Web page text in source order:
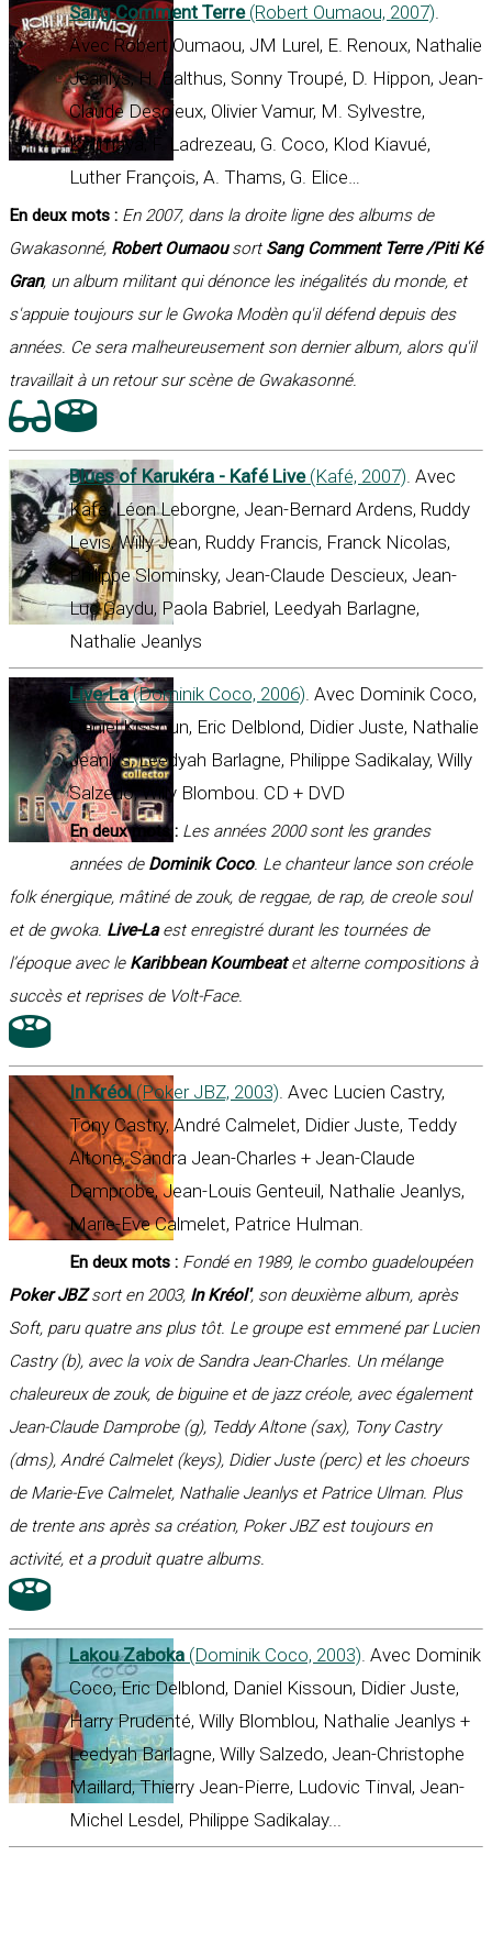
Sang Comment Terre(Robert Oumaou, 2007).
Avec Robert Oumaou, JM Lurel, E. Renoux, Nathalie
Jeanlys, H. Balthus, Sonny Troupé, D. Hippon, Jean-
Claude Descieux, Olivier Vamur, M. Sylvestre,
Kolimaya, F. Ladrezeau, G. Coco, Klod Kiavué,
Luther François, A. Thams, G. Elice…
En deux mots : En 2007, dans la droite ligne des albums de
Gwakasonné, Robert OumaousortSang Comment Terre /Piti Ké
Gran, un album militant qui dénonce les inégalités du monde, et
s'appuie toujours sur le Gwoka Modèn qu'il défend depuis des
années. Ce sera malheureusement son dernier album, alors qu'il
travaillait à un retour sur scène de Gwakasonné.
Blues of Karukéra - Kafé Live(Kafé, 2007). Avec
Kafé, Léon Leborgne, Jean-Bernard Ardens, Ruddy
Levis, Willy Jean, Ruddy Francis, Franck Nicolas,
Philippe Slominsky, Jean-Claude Descieux, Jean-
Luc Gaydu, Paola Babriel, Leedyah Barlagne,
Nathalie Jeanlys
Live-La(Dominik Coco, 2006). Avec Dominik Coco,
Daniel Kissoun, Eric Delblond, Didier Juste, Nathalie
Jeanlys, Leedyah Barlagne, Philippe Sadikalay, Willy
Salzedo, Willy Blombou. CD + DVD
En deux mots : Les années 2000 sont les grandes
années de Dominik Coco. Le chanteur lance son créole
folk énergique, mâtiné de zouk, de reggae, de rap, de creole soul
et de gwoka. Live-Laest enregistré durant les tournées de
l’époque avec le Karibbean Koumbeatet alterne compositions à
succès et reprises de Volt-Face.
In Kréol(Poker JBZ, 2003). Avec Lucien Castry,
Tony Castry, André Calmelet, Didier Juste, Teddy
Altone, Sandra Jean-Charles + Jean-Claude
Damprobe, Jean-Louis Genteuil, Nathalie Jeanlys,
Marie-Eve Calmelet, Patrice Hulman.
En deux mots : Fondé en 1989, le combo guadeloupéen
Poker JBZsort en 2003, In Kréol', son deuxième album, après
Soft, paru quatre ans plus tôt. Le groupe est emmené par Lucien
Castry (b), avec la voix de Sandra Jean-Charles. Un mélange
chaleureux de zouk, de biguine et de jazz créole, avec également
Jean-Claude Damprobe (g), Teddy Altone (sax), Tony Castry
(dms), André Calmelet (keys), Didier Juste (perc) et les choeurs
de Marie-Eve Calmelet, Nathalie Jeanlys et Patrice Ulman. Plus
de trente ans après sa création, Poker JBZ est toujours en
activité, et a produit quatre albums.
Lakou Zaboka (Dominik Coco, 2003). Avec Dominik
Coco, Eric Delblond, Daniel Kissoun, Didier Juste,
Harry Prudenté, Willy Blomblou, Nathalie Jeanlys +
Leedyah Barlagne, Willy Salzedo, Jean-Christophe
Maillard, Thierry Jean-Pierre, Ludovic Tinval, Jean-
Michel Lesdel, Philippe Sadikalay...